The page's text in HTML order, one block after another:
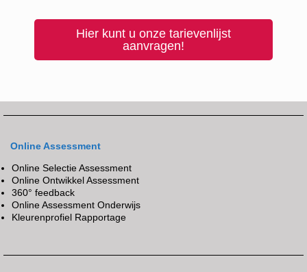
Hier kunt u onze tarievenlijst
aanvragen!
Online Assessment
Online Selectie Assessment
Online Ontwikkel Assessment
360° feedback
Online Assessment Onderwijs
Kleurenprofiel Rapportage